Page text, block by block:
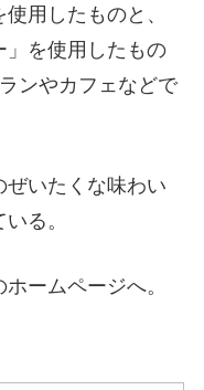
用したものと、
」を使用したもの
ンやカフェなどで
いたくな味わい
る。
ームページへ。